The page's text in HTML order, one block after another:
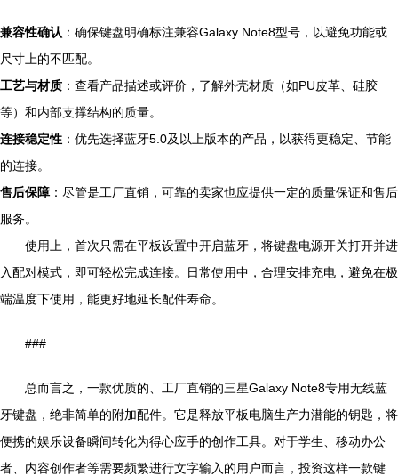
兼容性确认 ：确保键盘明确标注兼容Galaxy Note8型号，以避免功能或
尺寸上的不匹配。
工艺与材质 ：查看产品描述或评价，了解外壳材质（如PU皮革、硅胶
等）和内部支撑结构的质量。
连接稳定性 ：优先选择蓝牙5.0及以上版本的产品，以获得更稳定、节能
的连接。
售后保障 ：尽管是工厂直销，可靠的卖家也应提供一定的质量保证和售后
服务。
使用上，首次只需在平板设置中开启蓝牙，将键盘电源开关打开并进
入配对模式，即可轻松完成连接。日常使用中，合理安排充电，避免在极
端温度下使用，能更好地延长配件寿命。
###
总而言之，一款优质的、工厂直销的三星Galaxy Note8专用无线蓝
牙键盘，绝非简单的附加配件。它是释放平板电脑生产力潜能的钥匙，将
便携的娱乐设备瞬间转化为得心应手的创作工具。对于学生、移动办公
者、内容创作者等需要频繁进行文字输入的用户而言，投资这样一款键